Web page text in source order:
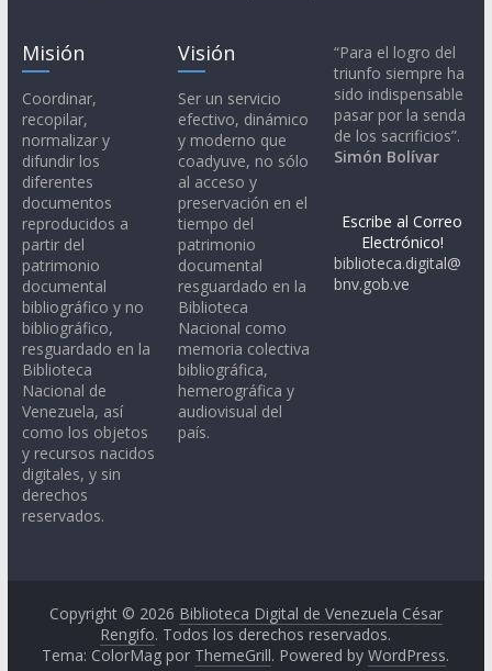
Misión
Coordinar,
recopilar,
normalizar y
difundir los
diferentes
documentos
reproducidos a
partir del
patrimonio
documental
bibliográfico y no
bibliográfico,
resguardado en la
Biblioteca
Nacional de
Venezuela, así
como los objetos
y recursos nacidos
digitales, y sin
derechos
reservados.
Visión
Ser un servicio
efectivo, dinámico
y moderno que
coadyuve, no sólo
al acceso y
preservación en el
tiempo del
patrimonio
documental
resguardado en la
Biblioteca
Nacional como
memoria colectiva
bibliográfica,
hemerográfica y
audiovisual del
país.
“Para el logro del
triunfo siempre ha
sido indispensable
pasar por la senda
de los sacrificios”.
Simón Bolívar
Escribe al Correo
Electrónico!
biblioteca.digital@
bnv.gob.ve
Copyright © 2026 Biblioteca Digital de Venezuela César
Rengifo. Todos los derechos reservados.
Tema: ColorMag por ThemeGrill. Powered byWordPress.